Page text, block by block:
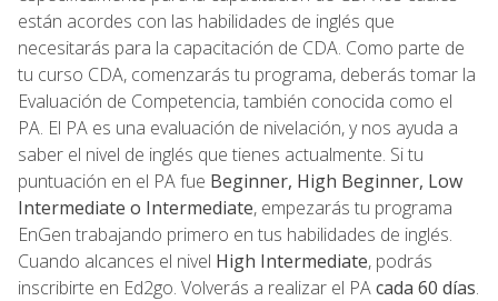
están acordes con las habilidades de inglés que
necesitarás para la capacitación de CDA. Como parte de
tu curso CDA, comenzarás tu programa, deberás tomar la
Evaluación de Competencia, también conocida como el
PA. El PA es una evaluación de nivelación, y nos ayuda a
saber el nivel de inglés que tienes actualmente. Si tu
puntuación en el PA fue Beginner, High Beginner, Low
Intermediate o Intermediate, empezarás tu programa
EnGen trabajando primero en tus habilidades de inglés.
Cuando alcances el nivel High Intermediate, podrás
inscribirte en Ed2go. Volverás a realizar el PAcada 60 días.